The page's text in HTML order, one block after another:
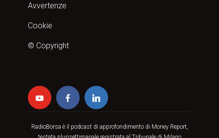
Avvertenze
Cookie
© Copyright
RadioBorsa è il podcast di approfondimento di Money Report,